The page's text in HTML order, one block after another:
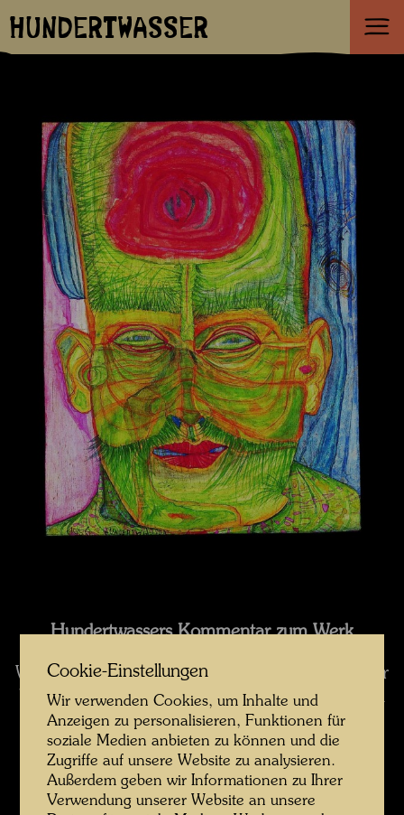
HUNDERTWASSER
Hundertwassers Kommentar zum Werk
Wie bei 178 Die politische Gärtnerin und später
bei 498 Das Gras ist der Bart des Kahlköpfigen
habe ich die Ähnlichkeit Mensch - Vegetation
behandelt. Die Pflanzenwelt ist unser
Lehrmeister. Wenn wir Menschen nur etwas
vom Florareich annehmen würden, wären viele
Cookie-Einstellungen
Wir verwenden Cookies, um Inhalte und
Anzeigen zu personalisieren, Funktionen für
soziale Medien anbieten zu können und die
Zugriffe auf unsere Website zu analysieren.
Außerdem geben wir Informationen zu Ihrer
Verwendung unserer Website an unsere